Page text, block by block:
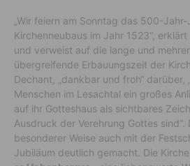
„Wir feiern am Sonntag das 500-
Kirchenneubaus im Jahr 1523“,
und verweist auf die lange und
übergreifende Erbauungszeit der
Dechant, „dankbar und froh“ darüber,
Menschen im Lesachtal ein großes
auf ihr Gotteshaus als sichtbares
Ausdruck der Verehrung Gottes sind“.
besonderer Weise auch mit der
Jubiläum deutlich gemacht. Die